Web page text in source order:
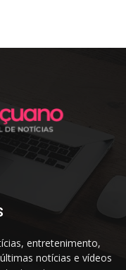
entretenimento,
notícias e vídeos